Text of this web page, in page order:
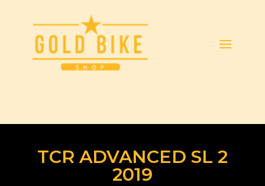
TCR ADVANCED SL 2
2019